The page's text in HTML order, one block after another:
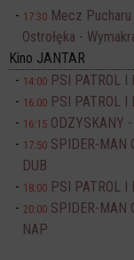
17:30 Mecz
Ostrołęka -
Kino JANTAR
14:00 PSI PATROL I
16:00 PSI PATROL I
16:15 ODZYSKANY
17:50 SPIDER-MAN
DUB
18:00 PSI PATROL I
20:00 SPIDER-MAN
NAP